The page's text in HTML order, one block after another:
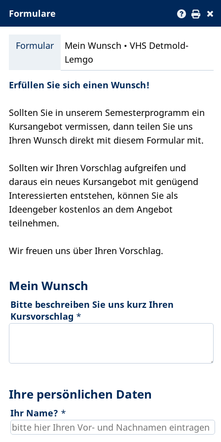
Formulare
Formular
Mein Wunsch • VHS Detmold-
Lemgo
Erfüllen Sie sich einen Wunsch!
Sollten Sie in unserem Semesterprogramm ein
Kursangebot vermissen, dann teilen Sie uns
Ihren Wunsch direkt mit diesem Formular mit.
Sollten wir Ihren Vorschlag aufgreifen und
daraus ein neues Kursangebot mit genügend
Interessierten entstehen, können Sie als
Ideengeber kostenlos an dem Angebot
teilnehmen.
Wir freuen uns über Ihren Vorschlag.
Mein Wunsch
Bitte beschreiben Sie uns kurz Ihren
Kursvorschlag *
Ihre persönlichen Daten
Ihr Name? *